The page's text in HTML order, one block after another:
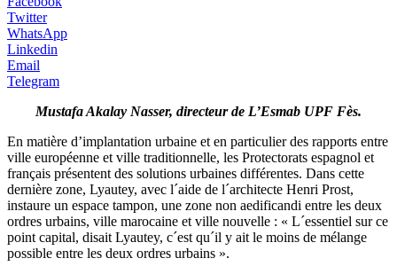
Twitter
WhatsApp
Linkedin
Email
Telegram
Mustafa Akalay Nasser, directeur de L’Esmab UPF Fès.
En matière d’implantation urbaine et en particulier des rapports entre
ville européenne et ville traditionnelle, les Protectorats espagnol et
français présentent des solutions urbaines différentes. Dans cette
dernière zone, Lyautey, avec l´aide de l´architecte Henri Prost,
instaure un espace tampon, une zone non aedificandi entre les deux
ordres urbains, ville marocaine et ville nouvelle : « L´essentiel sur ce
point capital, disait Lyautey, c´est qu´il y ait le moins de mélange
possible entre les deux ordres urbains ».